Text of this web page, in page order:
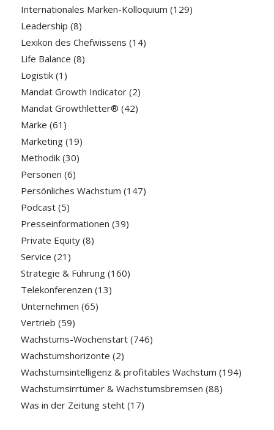
Internationales Marken-Kolloquium (129)
Leadership (8)
Lexikon des Chefwissens (14)
Life Balance (8)
Logistik(1)
Mandat Growth Indicator(2)
Mandat Growthletter® (42)
Marke (61)
Marketing(19)
Methodik(30)
Personen (6)
Persönliches Wachstum (147)
Podcast(5)
Presseinformationen (39)
Private Equity(8)
Service (21)
Strategie & Führung(160)
Telekonferenzen (13)
Unternehmen (65)
Vertrieb (59)
Wachstums-Wochenstart(746)
Wachstumshorizonte (2)
Wachstumsintelligenz & profitables Wachstum (194)
Wachstumsirrtümer & Wachstumsbremsen (88)
Was in der Zeitung steht(17)